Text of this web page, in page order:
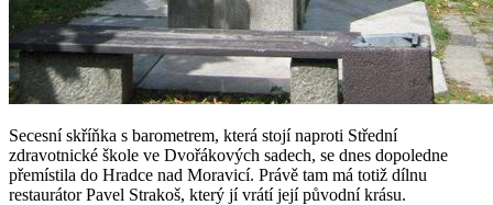
Secesní skříňka s barometrem, která stojí naproti Střední
zdravotnické škole ve Dvořákových sadech, se dnes dopoledne
přemístila do Hradce nad Moravicí. Právě tam má totiž dílnu
restaurátor Pavel Strakoš, který jí vrátí její původní krásu.